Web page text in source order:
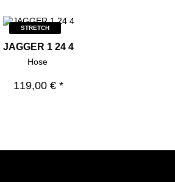
STRETCH
JAGGER 1 24 4
Hose
119,00 € *